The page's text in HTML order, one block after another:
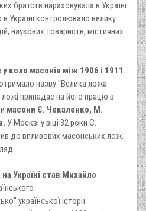
братств нараховувала в Україні
Україні контролювало велику
наукових товариств, містичних
коло масонів між 1906 і 1911
назву "Велика ложа
припадає на його працю в
масони Є. Чекаленко, М.
У Москві у віці 32 роки С.
до впливових масонських лож.
Україні став Михайло
української історії.